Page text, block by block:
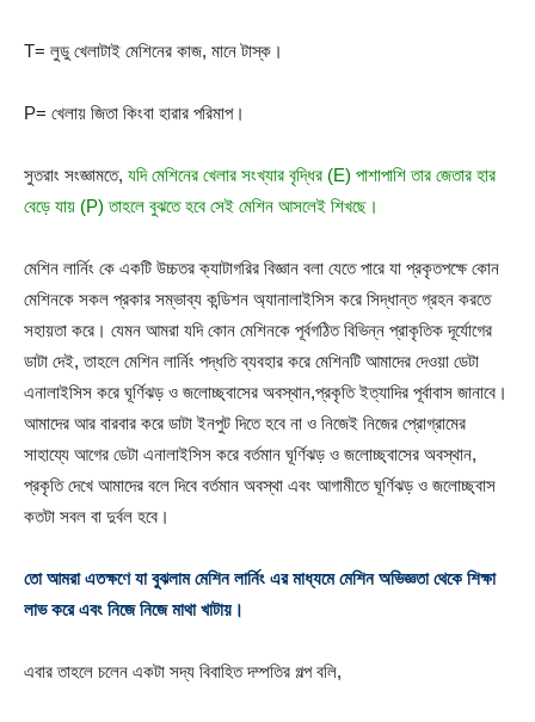
T= লুডু খেলাটাই মেশিনের কাজ, মানে টাস্ক।
P= খেলায় জিতা কিংবা হারার পরিমাপ।
সুতরাং সংজ্ঞামতে, যদি মেশিনের খেলার সংখ্যার বৃদ্ধির (E) পাশাপাশি তার জেতার হার
বেড়ে যায় (P) তাহলে বুঝতে হবে সেই মেশিন আসলেই শিখছে।
মেশিন লার্নিং কে একটি উচ্চতর ক্যাটাগরির বিজ্ঞান বলা যেতে পারে যা প্রকৃতপক্ষে কোন
মেশিনকে সকল প্রকার সম্ভাব্য কন্ডিশন অ্যানালাইসিস করে সিদ্ধান্ত গ্রহন করতে
সহায়তা করে। যেমন আমরা যদি কোন মেশিনকে পূর্বগঠিত বিভিন্ন প্রাকৃতিক দূর্যোগের
ডাটা দেই, তাহলে মেশিন লার্নিং পদ্ধতি ব্যবহার করে মেশিনটি আমাদের দেওয়া ডেটা
এনালাইসিস করে ঘূর্ণিঝড় ও জলোচ্ছ্বাসের অবস্থান,প্রকৃতি ইত্যাদির পূর্বাবাস জানাবে।
আমাদের আর বারবার করে ডাটা ইনপুট দিতে হবে না ও নিজেই নিজের প্রোগ্রামের
সাহায্যে আগের ডেটা এনালাইসিস করে বর্তমান ঘূর্ণিঝড় ও জলোচ্ছ্বাসের অবস্থান,
প্রকৃতি দেখে আমাদের বলে দিবে বর্তমান অবস্থা এবং আগামীতে ঘূর্ণিঝড় ও জলোচ্ছ্বাস
কতটা সবল বা দুর্বল হবে।
তো আমরা এতক্ষণে যা বুঝলাম মেশিন লার্নিং এর মাধ্যমে মেশিন অভিজ্ঞতা থেকে শিক্ষা
লাভ করে এবং নিজে নিজে মাথা খাটায়।
এবার তাহলে চলেন একটা সদ্য বিবাহিত দম্পতির গল্প বলি,